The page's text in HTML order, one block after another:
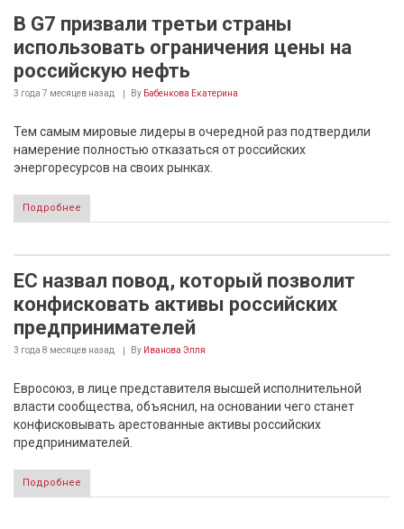
В G7 призвали третьи страны
использовать ограничения цены на
российскую нефть
3 года 7 месяцев назад By Бабенкова Екатерина
Тем самым мировые лидеры в очередной раз подтвердили
намерение полностью отказаться от российских
энергоресурсов на своих рынках.
Подробнее
ЕС назвал повод, который позволит
конфисковать активы российских
предпринимателей
3 года 8 месяцев назад By Иванова Элля
Евросоюз, в лице представителя высшей исполнительной
власти сообщества, объяснил, на основании чего станет
конфисковывать арестованные активы российских
предпринимателей.
Подробнее